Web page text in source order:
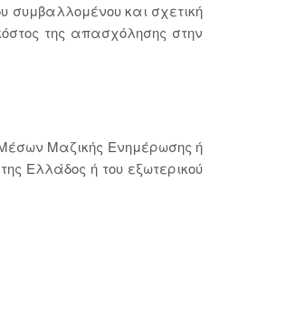
συμβαλλομένου και σχετική
της απασχόλησης στην
Μαζικής Ενημέρωσης ή
Ελλάδος ή του εξωτερικού